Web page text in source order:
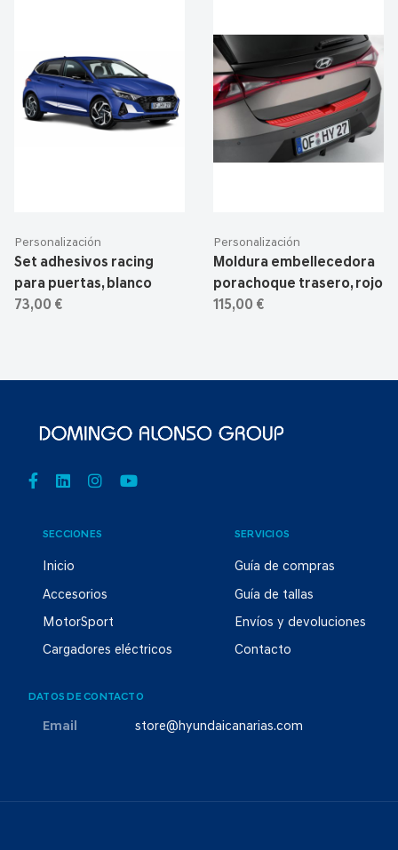
Personalización
Set adhesivos racing
para puertas, blanco
73,00 €
Personalización
Moldura embellecedora
porachoque trasero, rojo
115,00 €
SECCIONES
Inicio
Accesorios
MotorSport
Cargadores eléctricos
SERVICIOS
Guía de compras
Guía de tallas
Envíos y devoluciones
Contacto
DATOS DE CONTACTO
Email store@hyundaicanarias.com